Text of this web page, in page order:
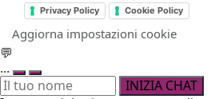
Privacy Policy Cookie Policy
Aggiorna impostazioni cookie
💬
...
INIZIA CHAT